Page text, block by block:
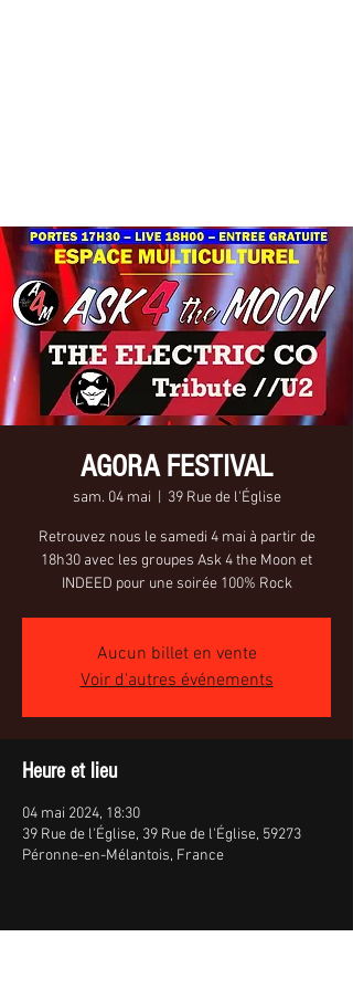
AGORA FESTIVAL
sam. 04 mai 39 Rue de l'Église
Retrouvez nous le samedi 4 mai à partir de
18h30 avec les groupes Ask 4 the Moon et
INDEED pour une soirée 100% Rock
Aucun billet en vente
Voir d'autres événements
Heure et lieu
04 mai 2024, 18:30
39 Rue de l'Église, 39 Rue de l'Église, 59273
Péronne-en-Mélantois, France